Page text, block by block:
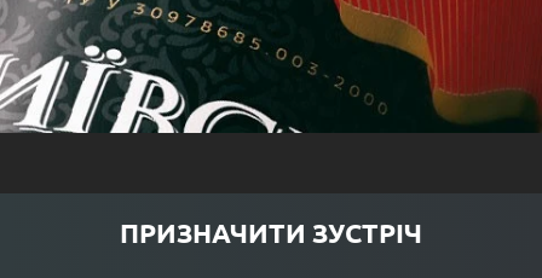
ПРИЗНАЧИТИ ЗУСТРІЧ